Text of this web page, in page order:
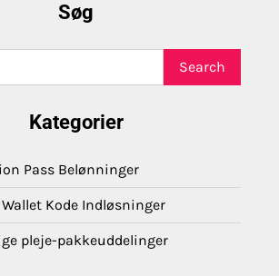
Søg
Kategorier
Pass Belønninger
Kode Indløsninger
pleje-pakkeuddelinger